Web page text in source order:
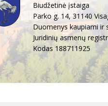
Biudžetinė įstaiga
Parko g. 14, 31140
Duomenys kaupiami ir
Juridinių asmenų
Kodas 188711925